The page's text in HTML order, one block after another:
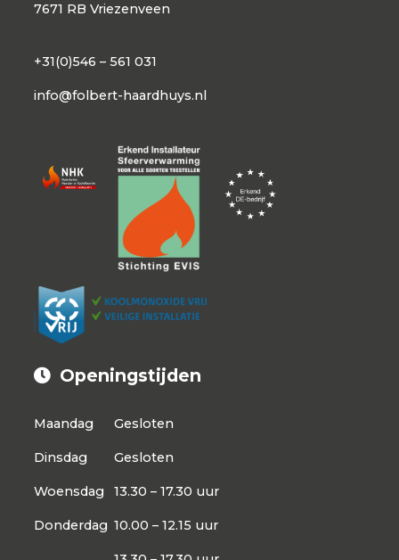
7671 RB Vriezenveen
+31(0)546 – 561 031
info@folbert-haardhuys.nl
Openingstijden
Maandag Gesloten
Dinsdag Gesloten
Woensdag 13.30 – 17.30 uur
Donderdag 10.00 – 12.15 uur